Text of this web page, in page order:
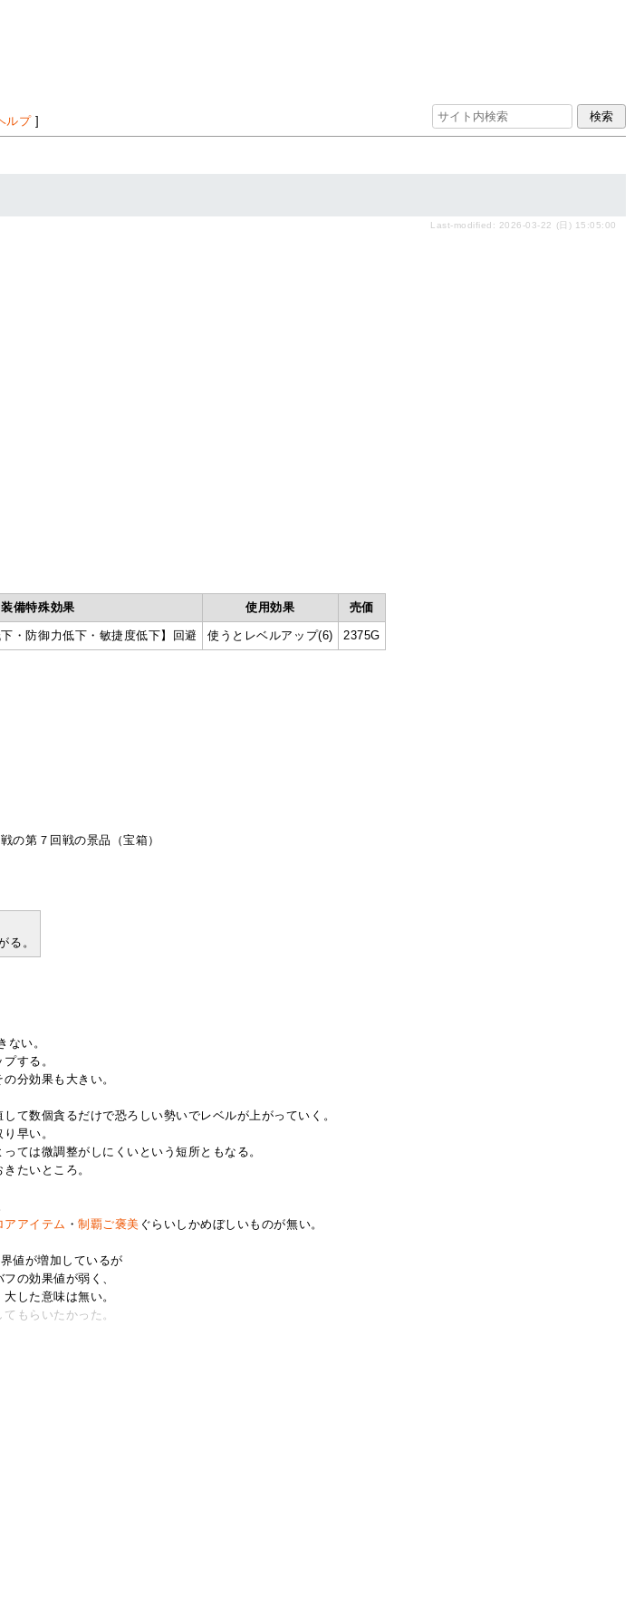
ルプ]
Last-modified: 2026-03-22 (日) 15:05:00
装備特殊効果 使用効果 売価
下・防御力低下・敏捷度低下】回避 使うとレベルアップ(6) 2375G
の第７回戦の景品（宝箱）
る。
ない。
する。
分効果も大きい。
て数個貪るだけで恐ろしい勢いでレベルが上がっていく。
早い。
ては微調整がしにくいという短所ともなる。
たいところ。
アアイテム ・制覇ご褒美 ぐらいしかめぼしいものが無い。
値が増加しているが
の効果値が弱く、
した意味は無い。
もらいたかった。